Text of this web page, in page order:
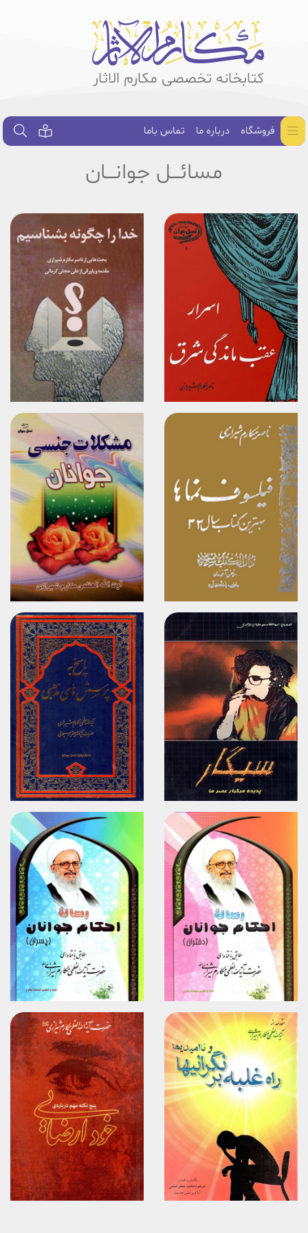
کتابخانه تخصصی مکارم الاثار
فروشگاه درباره ما تماس باما
مسائـــل جوانـــان
برگزیدن
برگزیدن
مشاهده
مشاهده
برگزیدن
مشاهده
برگزیدن
مشاهده
برگزیدن
مشاهده
برگزیدن
مشاهده
برگزیدن
مشاهده
برگزیدن
مشاهده
برگزیدن
مشاهده